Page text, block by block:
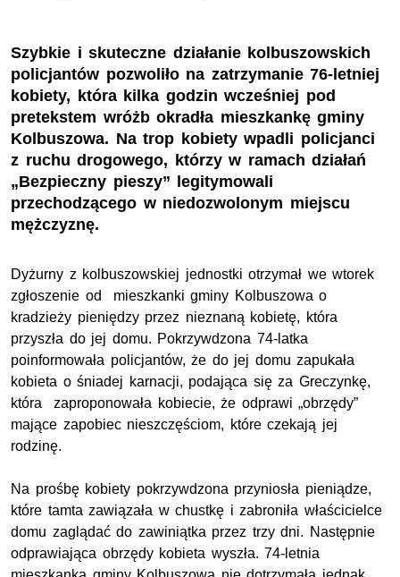
Szybkie i skuteczne działanie kolbuszowskich
policjantów pozwoliło na zatrzymanie 76-letniej
kobiety, która kilka godzin wcześniej pod
pretekstem wróżb okradła mieszkankę gminy
Kolbuszowa. Na trop kobiety wpadli policjanci
z ruchu drogowego, którzy w ramach działań
„Bezpieczny pieszy” legitymowali
przechodzącego w niedozwolonym miejscu
mężczyznę.
Dyżurny z kolbuszowskiej jednostki otrzymał we wtorek
zgłoszenie od mieszkanki gminy Kolbuszowa o
kradzieży pieniędzy przez nieznaną kobietę, która
przyszła do jej domu. Pokrzywdzona 74-latka
poinformowała policjantów, że do jej domu zapukała
kobieta o śniadej karnacji, podająca się za Greczynkę,
która zaproponowała kobiecie, że odprawi „obrzędy”
mające zapobiec nieszczęściom, które czekają jej
rodzinę.
Na prośbę kobiety pokrzywdzona przyniosła pieniądze,
które tamta zawiązała w chustkę i zabroniła właścicielce
domu zaglądać do zawiniątka przez trzy dni. Następnie
odprawiająca obrzędy kobieta wyszła. 74-letnia